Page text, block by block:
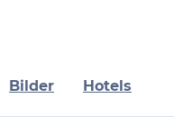
Bilder Hotels